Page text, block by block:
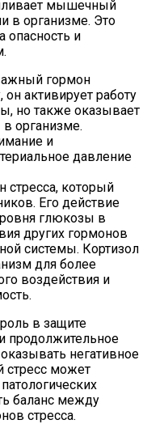
мышечный
в организме. Это
опасность и
гормон
он активирует работу
но также оказывает
организме.
и
давление
стресса, который
Его действие
глюкозы в
других гормонов
системы. Кортизол
для более
воздействия и
в защите
продолжительное
негативное
стресс может
баланс между
стресса.